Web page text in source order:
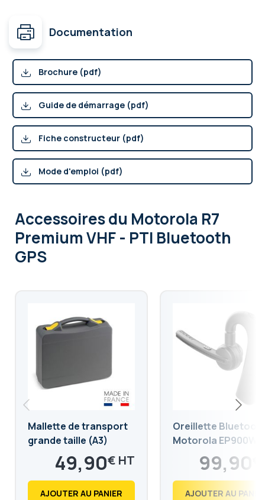
Documentation
Brochure (pdf)
Guide de démarrage (pdf)
Fiche constructeur (pdf)
Mode d'emploi (pdf)
Accessoiresdu Motorola R7
Premium VHF - PTI Bluetooth
GPS
Mallette de transport
grande taille (A3)
49,90€
59,88
AJOUTER AU PANIER
Oreillette
Motorola EP900W -
PMLN7851A99,90
119,88
AJOUTER AU